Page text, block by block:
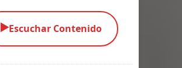
Parte 02: Los Muertos Gobiernan a
▶️Escuchar Contenido